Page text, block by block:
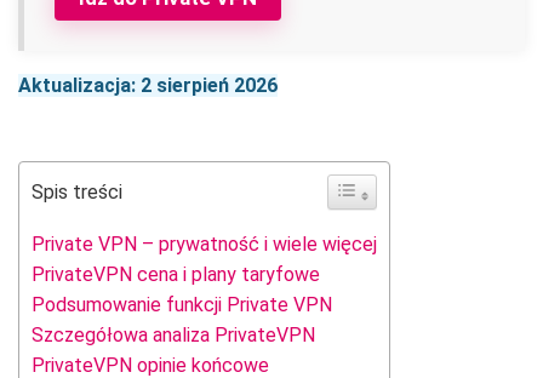
Aktualizacja: 2 sierpień 2026
Spis treści
Private VPN – prywatność i wiele więcej
PrivateVPN cena i plany taryfowe
Podsumowanie funkcji Private VPN
Szczegółowa analiza PrivateVPN
PrivateVPN opinie końcowe